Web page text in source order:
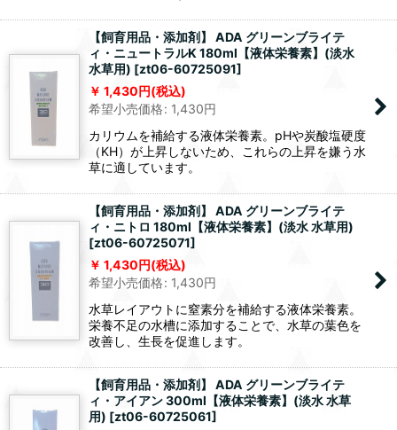
【飼育用品・添加剤】 ADA グリーンブライテ
ィ・ニュートラルK 180ml【液体栄養素】(淡水
水草用) [zt06-60725091]
1,430円(税込)
希望小売価格: 1,430円
カリウムを補給する液体栄養素。pHや炭酸塩硬度
（KH）が上昇しないため、これらの上昇を嫌う水
草に適しています。
【飼育用品・添加剤】 ADA グリーンブライテ
ィ・ニトロ 180ml【液体栄養素】(淡水 水草用)
[zt06-60725071]
1,430円(税込)
希望小売価格: 1,430円
水草レイアウトに窒素分を補給する液体栄養素。
栄養不足の水槽に添加することで、水草の葉色を
改善し、生長を促進します。
【飼育用品・添加剤】 ADA グリーンブライテ
ィ・アイアン 300ml【液体栄養素】(淡水 水草
用) [zt06-60725061]